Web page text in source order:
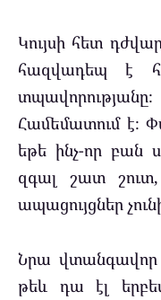
Կույսի հետ
հազվադեպ է
Համեմատում է։
եթե ինչ-որ բան
զգալ շատ
ապացույցներ
Նրա վտանգավոր
թեև դա էլ